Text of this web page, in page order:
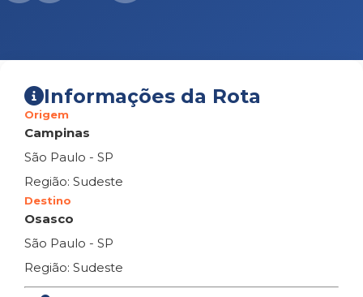
Informações da Rota
Origem
Campinas
São Paulo - SP
Região: Sudeste
Destino
Osasco
São Paulo - SP
Região: Sudeste